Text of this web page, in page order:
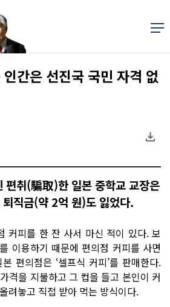
간은 선진국 국민 자격 없
편취(騙取)한 일본 중학교 교장은
직금(약 2억 원)도 잃었다.
커피를 한 잔 사서 마신 적이 있다. 보
이용하기 때문에 편의점 커피를 사면
편의점은 ‘셀프식 커피’를 판매한다.
격을 지불하고 그 컵을 들고 본인이 커
려놓고 직접 받아 먹는 방식이다.